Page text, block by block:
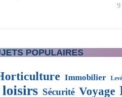
9
POPULAIRES
Immobilier
loisirs Sécurité Voyage